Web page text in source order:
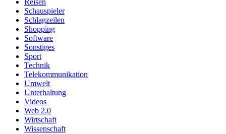
Reisen
Schauspieler
Schlagzeilen
Shopping
Software
Sonstiges
Sport
Technik
Telekommunikation
Umwelt
Unterhaltung
Videos
Web 2.0
Wirtschaft
Wissenschaft